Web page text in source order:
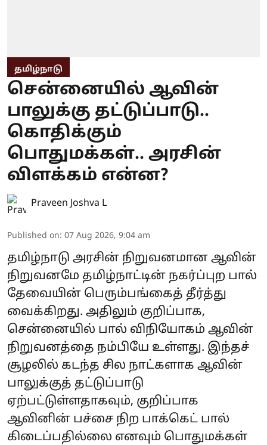
தமிழ்நாடு
சென்னையில் ஆவின்
பாலுக்கு தட்டுப்பாடு..
கொதிக்கும்
பொதுமக்கள்.. அரசின்
விளக்கம் என்ன?
Praveen Joshva L
Published on: 07 Aug 2026, 9:04 am
தமிழ்நாடு அரசின் நிறுவனமான ஆவின்
நிறுவனமே தமிழ்நாட்டின் நகர்ப்புற பால்
தேவையின் பெரும்பங்கைத் தீர்த்து
வைக்கிறது. அதிலும் குறிப்பாக,
சென்னையில் பால் விநியோகம் ஆவின்
நிறுவனத்தை நம்பியே உள்ளது. இந்தச்
சூழலில் கடந்த சில நாட்களாக ஆவின்
பாலுக்குத் தட்டுப்பாடு
ஏற்பட்டுள்ளதாகவும், குறிப்பாக
ஆவினின் பச்சை நிற‌ பாக்கெட் பால்
கிடைப்பதில்லை எனவும் பொதுமக்கள்